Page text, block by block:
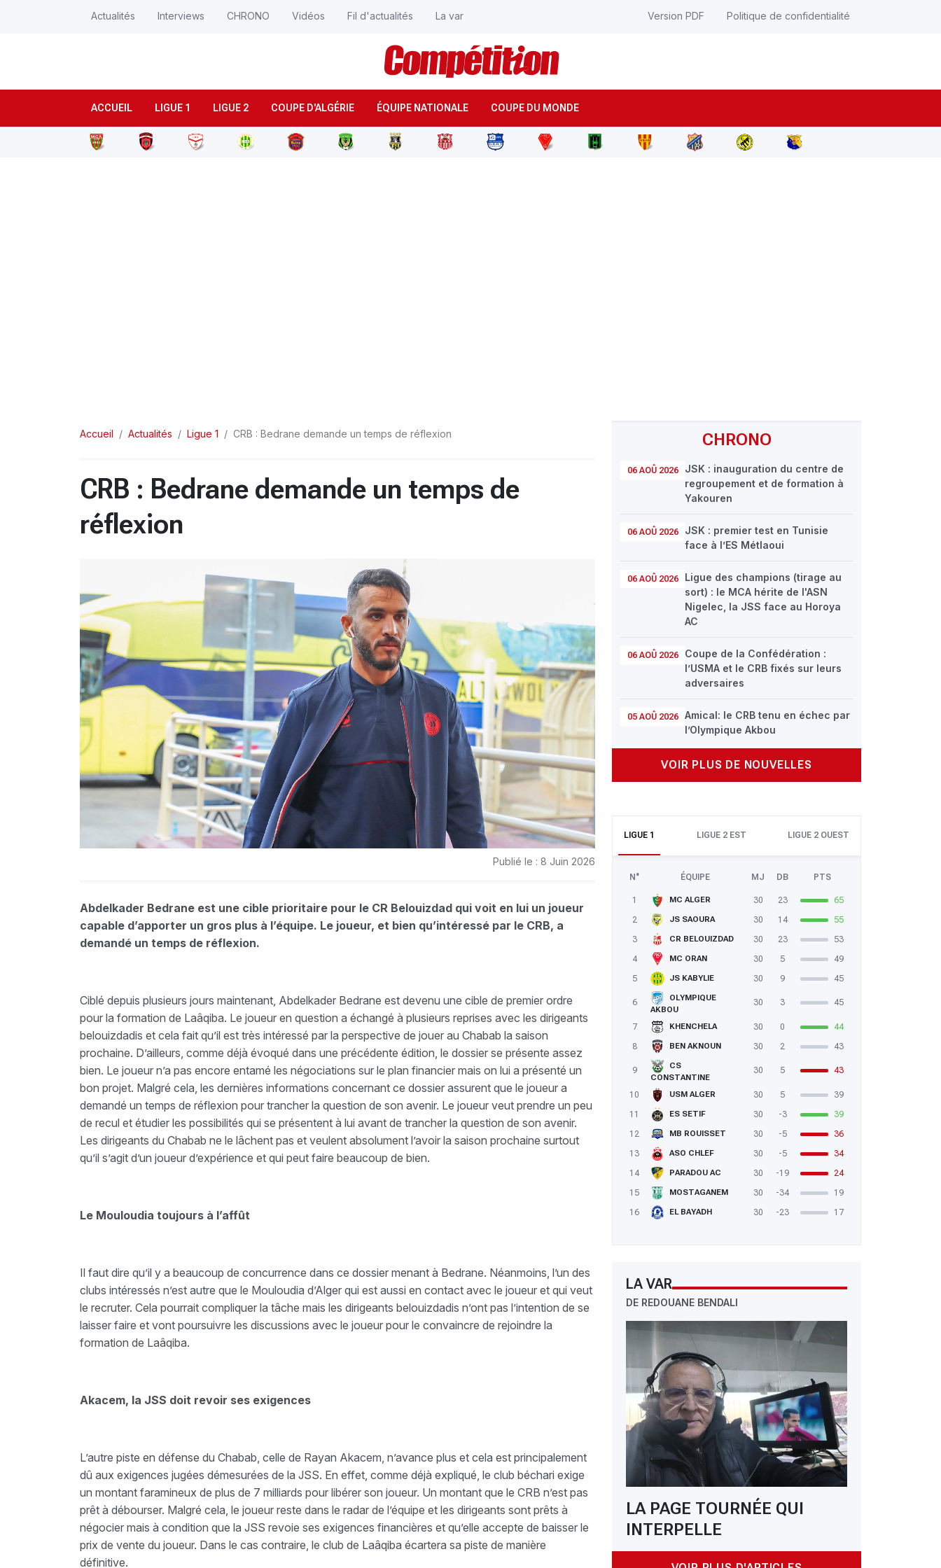
ACCUEIL LIGUE 1 LIGUE 2 COUPE D'ALGÉRIE ÉQUIPE NATIONALE COUPE DU MONDE
Actualités Interviews CHRONO Vidéos Fil d'actualités La var Version PDF Politique de confidentialité
CHRONO
06 AOÛ 2026
JSK : inauguration du centre de
regroupement et de formation à
Yakouren
06 AOÛ 2026
JSK : premier test en Tunisie
face à l’ES Métlaoui
06 AOÛ 2026
Ligue des champions (tirage au
sort) : le MCA hérite de l'ASN
Nigelec, la JSS face au Horoya
AC
06 AOÛ 2026
Coupe de la Confédération :
l’USMA et le CRB fixés sur leurs
adversaires
05 AOÛ 2026
Amical: le CRB tenu en échec par
l’Olympique Akbou
VOIR PLUS DE NOUVELLES
LIGUE 1 LIGUE 2 EST LIGUE 2 OUEST
N° ÉQUIPE MJ DB PTS
1 MC ALGER 30 23
65
2
JS SAOURA 30 14
55
3
CR BELOUIZDAD 30 23
53
4
MC ORAN 30 5
49
5
JS KABYLIE 30 9 45
6
OLYMPIQUE
AKBOU
30 3 45
7 KHENCHELA 30 0
44
8
BEN AKNOUN 30 2 43
9
CS
CONSTANTINE
30 5 43
10 USM ALGER 30 5
39
11
ES SETIF 30 -3
39
12
MB ROUISSET 30 -5
36
13
ASO CHLEF 30 -5
34
14
PARADOU AC 30 -19
24
15
MOSTAGANEM 30 -34
19
16
EL BAYADH 30 -23 17
LA VAR
DE REDOUANE BENDALI
LA PAGE TOURNÉE QUI
INTERPELLE
Accueil Actualités Ligue 1 CRB : Bedrane demande un temps de réflexion
CRB : Bedrane demande un temps de
réflexion
Publié le : 8 Juin 2026
Abdelkader Bedrane est une cible prioritaire pour le CR Belouizdad qui voit en lui un joueur
capable d’apporter un gros plus à l’équipe. Le joueur, et bien qu’intéressé par le CRB, a
demandé un temps de réflexion.
Ciblé depuis plusieurs jours maintenant, Abdelkader Bedrane est devenu une cible de premier ordre
pour la formation de Laâqiba. Le joueur en question a échangé à plusieurs reprises avec les dirigeants
belouizdadis et cela fait qu’il est très intéressé par la perspective de jouer au Chabab la saison
prochaine. D’ailleurs, comme déjà évoqué dans une précédente édition, le dossier se présente assez
bien. Le joueur n’a pas encore entamé les négociations sur le plan financier mais on lui a présenté un
bon projet. Malgré cela, les dernières informations concernant ce dossier assurent que le joueur a
demandé un temps de réflexion pour trancher la question de son avenir. Le joueur veut prendre un peu
de recul et étudier les possibilités qui se présentent à lui avant de trancher la question de son avenir.
Les dirigeants du Chabab ne le lâchent pas et veulent absolument l’avoir la saison prochaine surtout
qu’il s’agit d’un joueur d’expérience et qui peut faire beaucoup de bien.
Le Mouloudia toujours à l’affût
Il faut dire qu’il y a beaucoup de concurrence dans ce dossier menant à Bedrane. Néanmoins, l’un des
clubs intéressés n’est autre que le Mouloudia d’Alger qui est aussi en contact avec le joueur et qui veut
le recruter. Cela pourrait compliquer la tâche mais les dirigeants belouizdadis n’ont pas l’intention de se
laisser faire et vont poursuivre les discussions avec le joueur pour le convaincre de rejoindre la
formation de Laâqiba.
Akacem, la JSS doit revoir ses exigences
L’autre piste en défense du Chabab, celle de Rayan Akacem, n’avance plus et cela est principalement
dû aux exigences jugées démesurées de la JSS. En effet, comme déjà expliqué, le club béchari exige
un montant faramineux de plus de 7 milliards pour libérer son joueur. Un montant que le CRB n’est pas
prêt à débourser. Malgré cela, le joueur reste dans le radar de l’équipe et les dirigeants sont prêts à
négocier mais à condition que la JSS revoie ses exigences financières et qu’elle accepte de baisser le
prix de vente du joueur. Dans le cas contraire, le club de Laâqiba écartera sa piste de manière
définitive.